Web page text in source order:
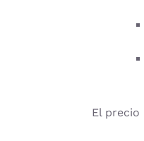
El precio